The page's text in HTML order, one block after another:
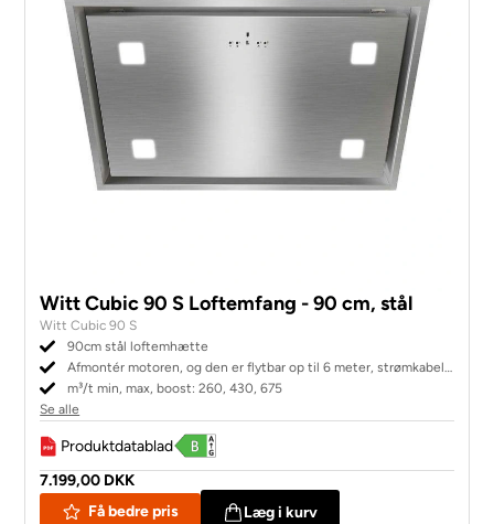
Witt Cubic 90 S Loftemfang - 90 cm, stål
Witt Cubic 90 S
90cm stål loftemhætte
Afmontér motoren, og den er flytbar op til 6 meter, strømkabel
medfølger
m³/t min, max, boost: 260, 430, 675
Se alle
Produktdatablad
7.199,00 DKK
Få bedre pris
Læg i kurv